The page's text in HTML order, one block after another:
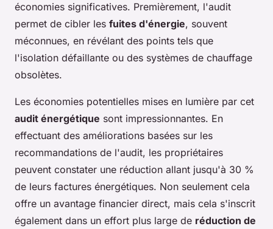
économies significatives. Premièrement, l'audit
permet de cibler les fuites d'énergie, souvent
méconnues, en révélant des points tels que
l'isolation défaillante ou des systèmes de chauffage
obsolètes.
Les économies potentielles mises en lumière par cet
audit énergétique sont impressionnantes. En
effectuant des améliorations basées sur les
recommandations de l'audit, les propriétaires
peuvent constater une réduction allant jusqu'à 30 %
de leurs factures énergétiques. Non seulement cela
offre un avantage financier direct, mais cela s'inscrit
également dans un effort plus large de réduction de